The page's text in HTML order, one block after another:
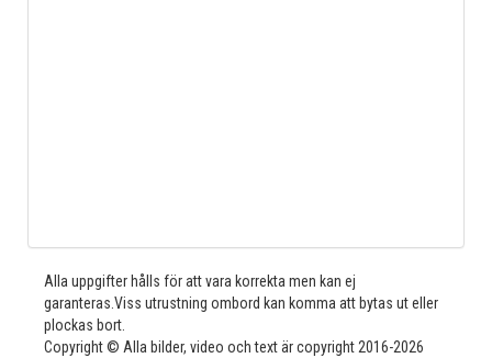
Alla uppgifter hålls för att vara korrekta men kan ej
garanteras.Viss utrustning ombord kan komma att bytas ut eller
plockas bort.
Copyright © Alla bilder, video och text är copyright 2016-2026